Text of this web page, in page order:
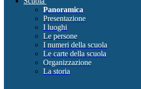
Panoramica
Presentazione
I luoghi
Le persone
I numeri della scuola
Le carte della scuola
Organizzazione
La storia